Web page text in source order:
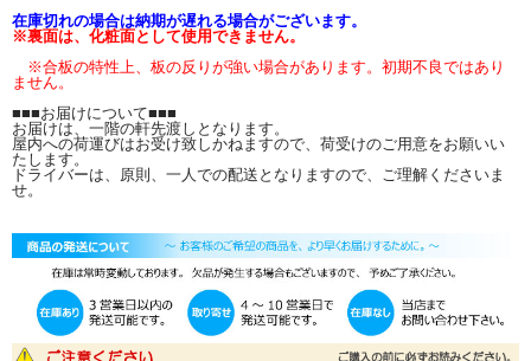
作用木材、合板用素材など幅広い用途で使用されています。
当店のラワンベニヤは、JAS規格による低ホルムアルデヒド合板で、
F★★★★（グリーン購入法に基づく認定商品）です。
【カット注文について】
ご希望のサイズにカットも承ります（※カット賃別途）
カット注文の際は
ます。
(鋸の厚みが約4mmあります。1回鋸を通すたびに4mm減ります）
ご希望寸法が原板より取れずカットできない際は、ご連絡いたします。
カットのご希望は、ご注文の備考欄へカット寸法をご記入いただくか、メール
またはFAXにて図面を当店までお送り下さい。
その際、端材の有無も必ずご連絡下さい。 端材有無のご指示がない場合は、端材
在庫切れの場合は納期が遅れる場合がございます。
※裏面は、化粧面として使用できません。
※合板の特性上、板の反りが強い場合があります。初期不良ではあり
ません。
■■■お届けについて■■■
お届けは、一階の軒先渡しとなります。
屋内への荷運びはお受け致しかねますので、荷受けのご用意をお願いい
たします。
ドライバーは、原則、一人での配送となりますので、ご理解くださいま
せ。